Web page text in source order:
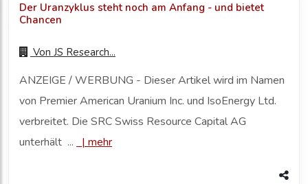
Der Uranzyklus steht noch am Anfang - und bietet
Chancen
Von JS Research...
ANZEIGE / WERBUNG - Dieser Artikel wird im Namen
von Premier American Uranium Inc. und IsoEnergy Ltd.
verbreitet. Die SRC Swiss Resource Capital AG
unterhält ... |mehr